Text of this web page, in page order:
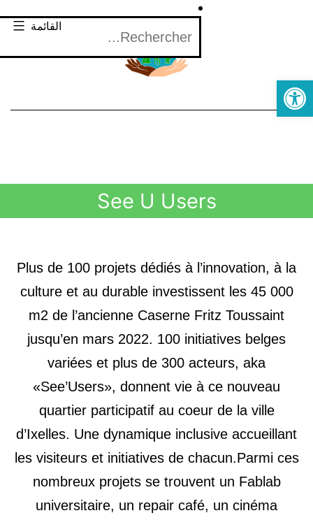
Open toolbar
القائمة
See U Users
Plus de 100 projets dédiés à l’innovation, à la
culture et au durable investissent les 45 000
m2 de l’ancienne Caserne Fritz Toussaint
jusqu’en mars 2022. 100 initiatives belges
variées et plus de 300 acteurs, aka
«See’Users», donnent vie à ce nouveau
quartier participatif au coeur de la ville
d’Ixelles. Une dynamique inclusive accueillant
les visiteurs et initiatives de chacun.Parmi ces
nombreux projets se trouvent un Fablab
universitaire, un repair café, un cinéma